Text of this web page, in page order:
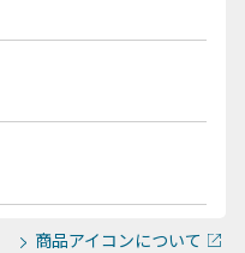
商品アイコンについて